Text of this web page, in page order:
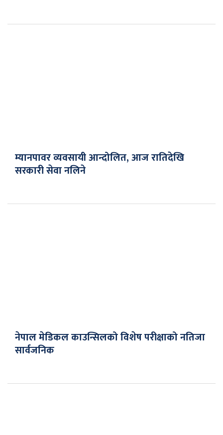
म्यानपावर व्यवसायी आन्दोलित, आज रातिदेखि
सरकारी सेवा नलिने
नेपाल मेडिकल काउन्सिलको विशेष परीक्षाको नतिजा
सार्वजनिक